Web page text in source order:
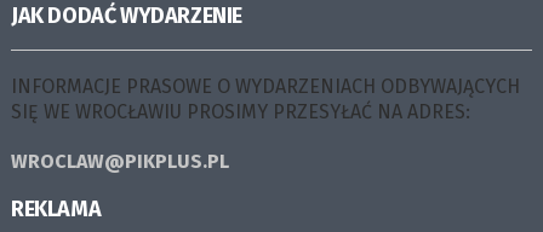
JAK DODAĆ WYDARZENIE
INFORMACJE PRASOWE O WYDARZENIACH ODBYWAJĄCYCH
SIĘ WE WROCŁAWIU PROSIMY PRZESYŁAĆ NA ADRES:
WROCLAW@PIKPLUS.PL
REKLAMA